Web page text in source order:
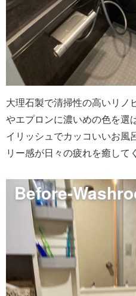
大理石製で清掃性の高いリノ
やエプロンに濃いめの色を選
イリッシュでカッコいいお風
リー感が日々の疲れを癒して
Before-